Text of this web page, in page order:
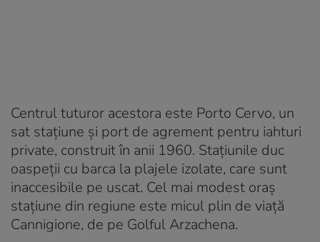
Centrul tuturor acestora este Porto Cervo, un
sat stațiune și port de agrement pentru iahturi
private, construit în anii 1960. Stațiunile duc
oaspeții cu barca la plajele izolate, care sunt
inaccesibile pe uscat. Cel mai modest oraș
stațiune din regiune este micul plin de viață
Cannigione, de pe Golful Arzachena.